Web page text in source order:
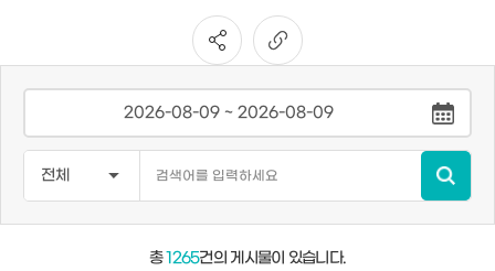
총1265건의 게시물이 있습니다.